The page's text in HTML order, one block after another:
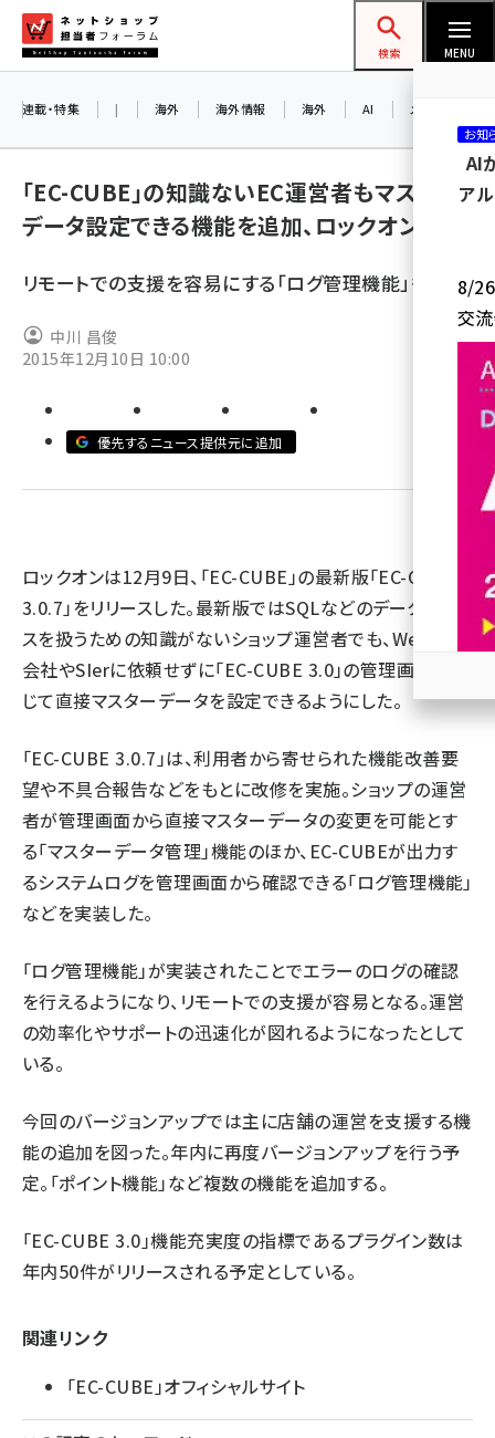
ン
ネットショップ担当者フォーラム
検索 MENU
yahoo (1908)
楽天 (1877)
ecbeing (1211)
アスクル (1122)
base (1084)
ビィ・フォアード (782)
連載・特集 | 海外 海外情報 海外 AI メタバース
「EC-CUBE」の知識ないEC運営者もマスター
データ設定できる機能を追加、ロックオン
リモートでの支援を容易にする「ログ管理機能」も追加
中川 昌俊
2015年12月10日 10:00
優先するニュース提供元に追加
ロックオンは12月9日、「EC-CUBE」の最新版「EC-CUBE
3.0.7」をリリースした。最新版ではSQLなどのデータベー
スを扱うための知識がないショップ運営者でも、Web制作
会社やSIerに依頼せずに「EC-CUBE 3.0」の管理画面を通
じて直接マスターデータを設定できるようにした。
「EC-CUBE 3.0.7」は、利用者から寄せられた機能改善要
望や不具合報告などをもとに改修を実施。ショップの運営
者が管理画面から直接マスターデータの変更を可能とす
る「マスターデータ管理」機能のほか、EC-CUBEが出力す
るシステムログを管理画面から確認できる「ログ管理機能」
などを実装した。
「ログ管理機能」が実装されたことでエラーのログの確認
を行えるようになり、リモートでの支援が容易となる。運営
の効率化やサポートの迅速化が図れるようになったとして
いる。
今回のバージョンアップでは主に店舗の運営を支援する機
能の追加を図った。年内に再度バージョンアップを行う予
定。「ポイント機能」など複数の機能を追加する。
「EC-CUBE 3.0」機能充実度の指標であるプラグイン数は
年内50件がリリースされる予定としている。
関連リンク
「EC-CUBE」オフィシャルサイト
お知
AI
ア
8/26
交
参